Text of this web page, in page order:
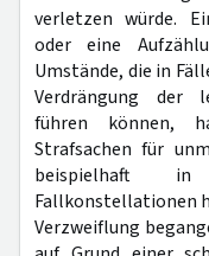
verletzen würde.
oder eine
Umstände, die in
Verdrängung der
führen können,
Strafsachen für
beispielhaft in
Fallkonstellationen
Verzweiflung